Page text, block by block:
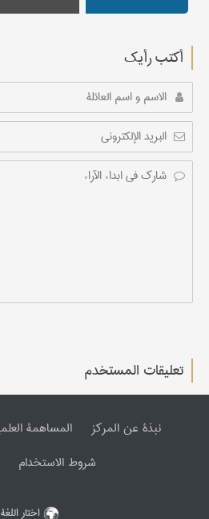
أکتب رأیك
تعليقات المستخدم
نبذة عن المرکز المساهمة
شروط الاستخدام
اختار اللغة